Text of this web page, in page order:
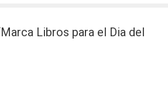
Libros para el Dia del